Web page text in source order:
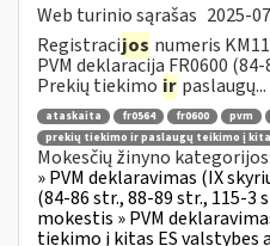
Web turinio sąrašas 2025-
Registracijos numeris
PVM deklaracija FR0600
Prekių tiekimo ir paslaugų...
ataskaita fr0564 fr0600 pvm
prekių tiekimo ir paslaugų teikimo į
Mokesčių žinyno kategorijos:
» PVM deklaravimas (IX
(84-86 str., 88-89 str., 115-3
mokestis » PVM
tiekimo į kitas ES valstybes